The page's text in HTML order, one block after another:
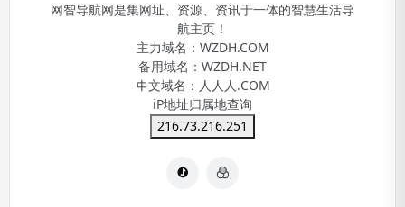
网智导航网是集网址、资源、资讯于一体的智慧生活导
航主页！
主力域名： WZDH.COM
备用域名： WZDH.NET
中文域名： 人人人.COM
iP地址归属地查询
216.73.216.251